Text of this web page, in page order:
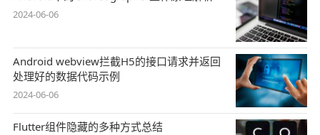
2024-06-06
Android webview拦截H5的接口请求并返回
处理好的数据代码示例
2024-06-06
Flutter组件隐藏的多种方式总结